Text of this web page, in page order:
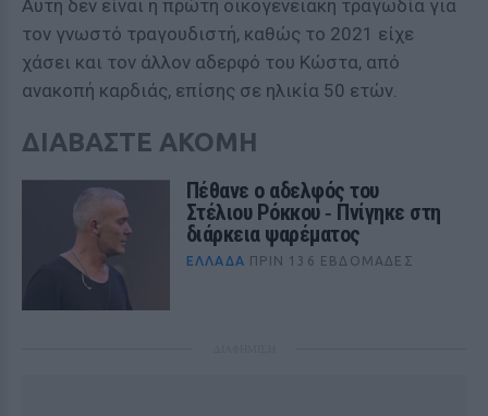
Αυτή δεν είναι η πρώτη οικογενειακή τραγωδία για
τον γνωστό τραγουδιστή, καθώς το 2021 είχε
χάσει και τον άλλον αδερφό του Κώστα, από
ανακοπή καρδιάς, επίσης σε ηλικία 50 ετών.
ΔΙΑΒΑΣΤΕ ΑΚΟΜΗ
Πέθανε ο αδελφός του
Στέλιου Ρόκκου ‑ Πνίγηκε στη
διάρκεια ψαρέματος
ΕΛΛΆΔΑ ΠΡΙΝ 136 ΕΒΔΟΜΆΔΕΣ